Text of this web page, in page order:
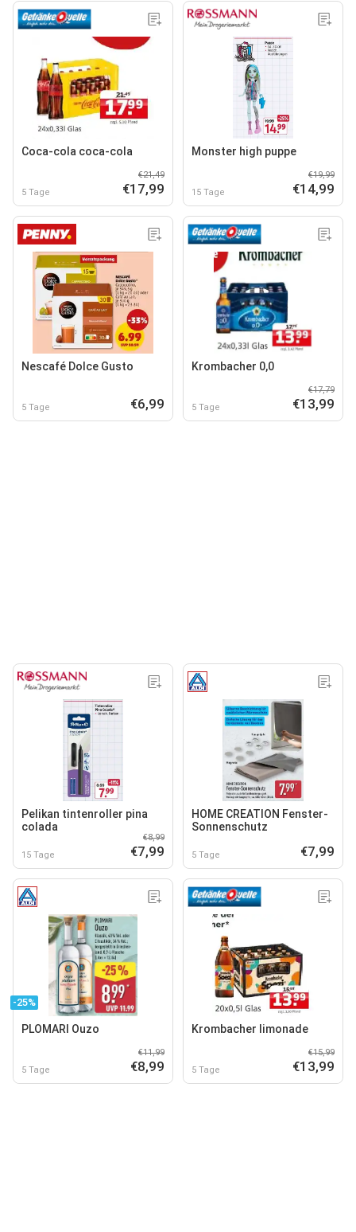
Coca-cola coca-cola
5 Tage
€21,49
€17,99
Monster high puppe
15 Tage
€19,99
€14,99
Nescafé Dolce Gusto
5 Tage €6,99
Krombacher 0,0
5 Tage
€17,79
€13,99
Pelikan tintenroller pina
colada
15 Tage
€8,99
€7,99
HOME CREATION Fenster-
Sonnenschutz
5 Tage €7,99
-25%
PLOMARI Ouzo
5 Tage
€11,99
€8,99
Krombacher limonade
5 Tage
€15,99
€13,99